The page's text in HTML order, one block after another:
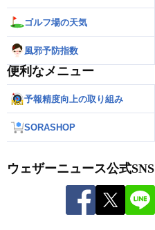
ゴルフ場の天気
風邪予防指数
便利なメニュー
予報精度向上の取り組み
SORASHOP
ウェザーニュース公式SNS